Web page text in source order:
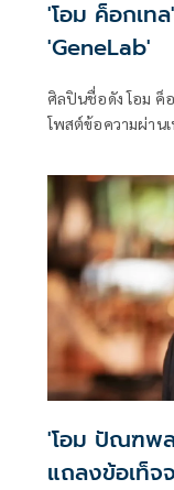
'โอม ค็อกเท
'GeneLab'
ศิลปินชื่อดัง โอม ค็
โพสต์ข้อความผ่าน
Man Down ยืนยัน
บ้านและที่ทำงานที่
ขอออกไปทำอะไร
'โอม ปัณฑพล
แถลงข้อเท็